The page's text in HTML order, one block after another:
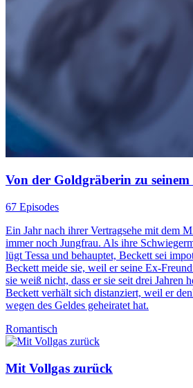
Von der Goldgräberin zu
67 Episodes
Ein Jahr nach ihrer Vertragsehe mit dem
immer noch Jungfrau. Als ihre
lügt Tessa und behauptet, Beckett sei
Beckett meide sie, weil er seine Ex-
sie weiß nicht, dass er sie seit drei Jahren
Beckett verhält sich distanziert, weil er
wegen des Geldes geheiratet hat.
Romantisch
Mit Vollgas zurück